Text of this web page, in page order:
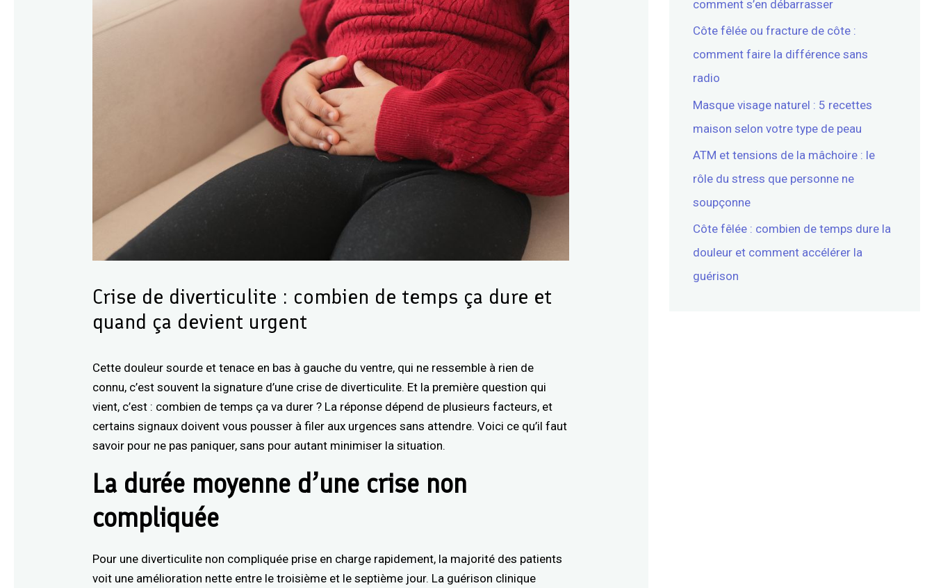
Crise de diverticulite : combien de temps ça dure et
quand ça devient urgent
Cette douleur sourde et tenace en bas à gauche du ventre, qui ne ressemble à rien de
connu, c’est souvent la signature d’une crise de diverticulite. Et la première question qui
vient, c’est : combien de temps ça va durer ? La réponse dépend de plusieurs facteurs, et
certains signaux doivent vous pousser à filer aux urgences sans attendre. Voici ce qu’il faut
savoir pour ne pas paniquer, sans pour autant minimiser la situation.
La durée moyenne d’une crise non
compliquée
Pour une diverticulite non compliquée prise en charge rapidement, la majorité des patients
voit une amélioration nette entre le troisième et le septième jour. La guérison clinique
comment s’en débarrasser
Côte fêlée ou fracture de côte :
comment faire la différence sans
radio
Masque visage naturel : 5 recettes
maison selon votre type de peau
ATM et tensions de la mâchoire : le
rôle du stress que personne ne
soupçonne
Côte fêlée : combien de temps dure la
douleur et comment accélérer la
guérison